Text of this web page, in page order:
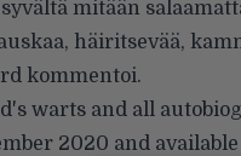
mitään
häiritsevää,
kommentoi.
warts and all
2020 and